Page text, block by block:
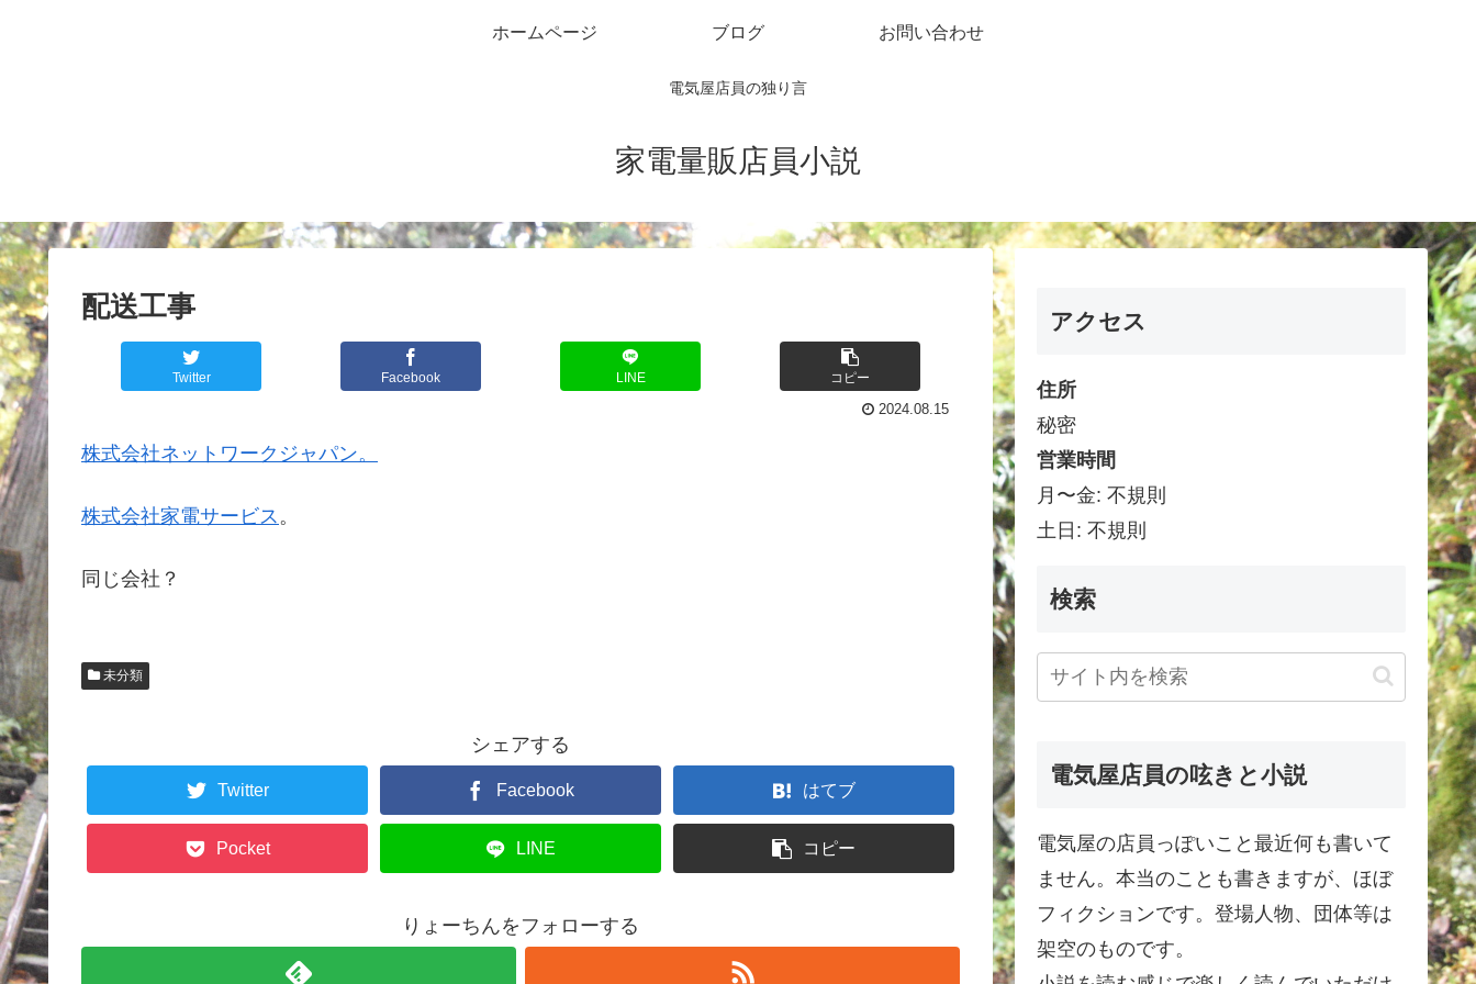
電気屋店員の独り言
家電量販店員小説
ホームページ ブログ お問い合わせ
配送工事
Twitter Facebook LINE コピー
2024.08.15
株式会社ネットワークジャパン。
株式会社家電サービス 。
同じ会社？
未分類
シェアする
Twitter Facebook はてブ
Pocket LINE コピー
りょーちんをフォローする
アクセス
住所
秘密
営業時間
月〜金: 不規則
土日: 不規則
検索
電気屋店員の呟きと小説
電気屋の店員っぽいこと最近何も書いて
ません。本当のことも書きますが、ほぼ
フィクションです。登場人物、団体等は
架空のものです。